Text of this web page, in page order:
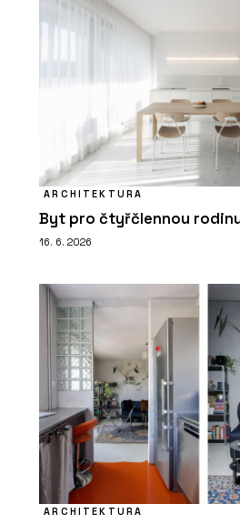
ARCHITEKTURA
Byt pro čtyřčlennou
16. 6. 2026
ARCHITEKTURA